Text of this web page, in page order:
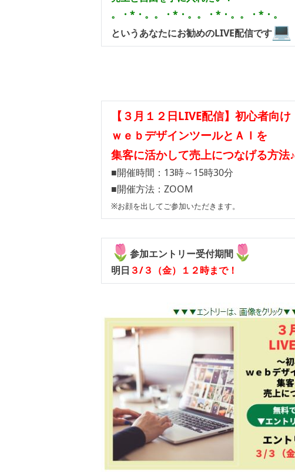
。・*・。。・*・。。・*・。。・*・。
というあなたにお勧めのLIVE配信です
【３月１２日LIVE配信】初心者向け
ｗｅｂデザインツールとＡＩを
集客に活かして売上につなげる方法♪
■開催時間：13時～15時30分
■開催方法：ZOOM
※お顔を出してご参加いただきます。
参加エントリー受付期間
明日 ３/３（金）１２時まで！